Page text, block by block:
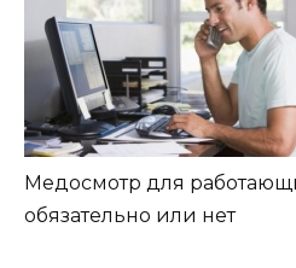
Медосмотр для
обязательно или нет